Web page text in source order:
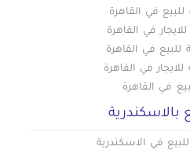
في القاهرة
في القاهرة
للبيع في القاهرة
في القاهرة
في القاهرة
بالاسكندرية
في الاسكندرية